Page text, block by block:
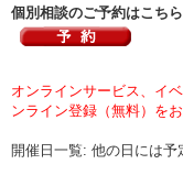
個別相談のご予約はこちら
オンラインサービス、イ
ンライン登録（無料）を
開催日一覧: 他の日には予